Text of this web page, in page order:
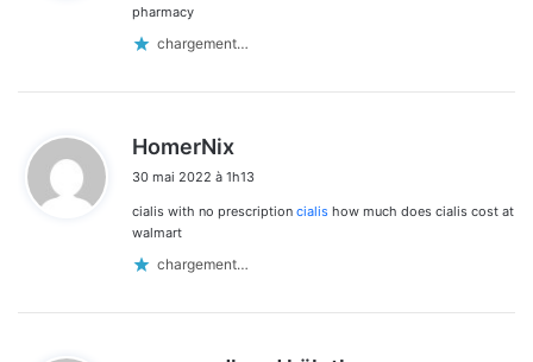
pharmacy
chargement…
HomerNix
t
30 mai 2022 à 1h13
cialis with no prescription cialis how much does cialis cost at
walmart
chargement…